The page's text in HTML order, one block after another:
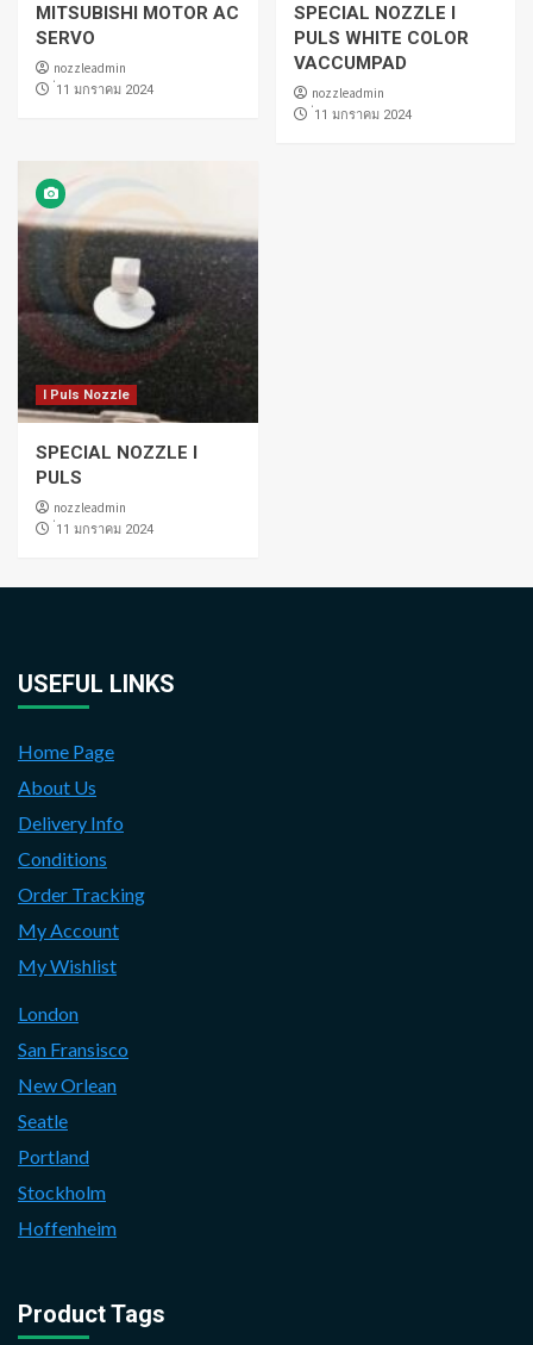
MITSUBISHI MOTOR AC
SERVO
nozzleadmin
่11 มกราคม 2024
SPECIAL NOZZLE I
PULS WHITE COLOR
VACCUMPAD
nozzleadmin
่11 มกราคม 2024
I Puls Nozzle
SPECIAL NOZZLE I
PULS
nozzleadmin
่11 มกราคม 2024
USEFUL LINKS
Home Page
About Us
Delivery Info
Conditions
Order Tracking
My Account
My Wishlist
London
San Fransisco
New Orlean
Seatle
Portland
Stockholm
Hoffenheim
Product Tags